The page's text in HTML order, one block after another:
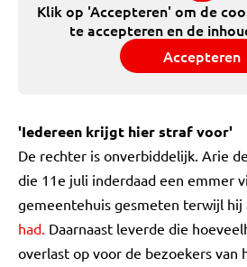
Klik op 'Accepteren' om de
te accepteren en de
Accepteren
'Iedereen krijgt hier straf voor'
De rechter is onverbiddelijk. Arie
die 11e juli inderdaad een emmer
gemeentehuis gesmeten terwijl hij
had. Daarnaast leverde die
overlast op voor de bezoekers van